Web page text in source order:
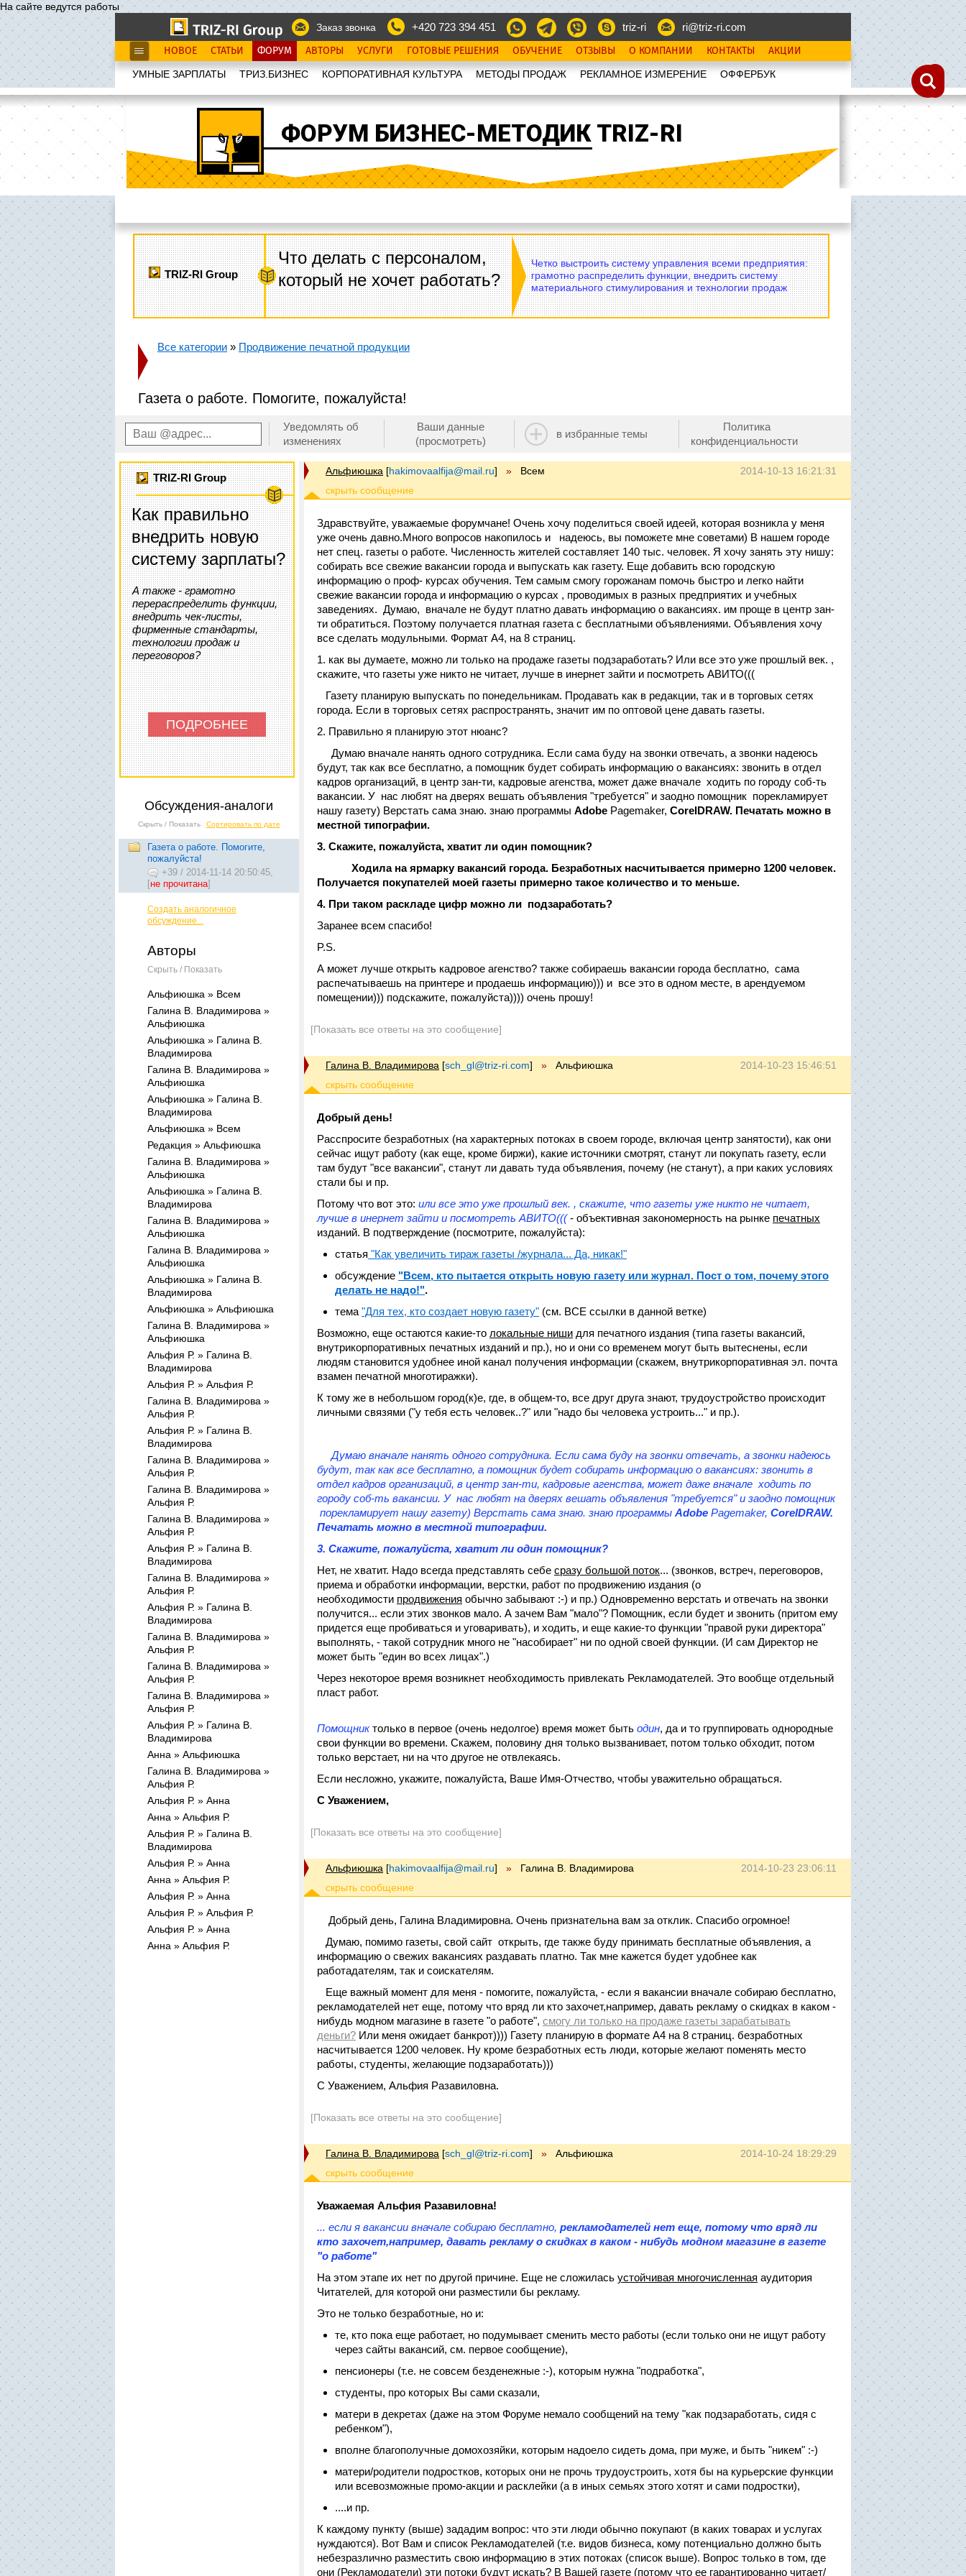
На сайте ведутся работы
Заказ звонка
+420 723 394 451 triz-ri ri@triz-ri.com
НОВОЕ СТАТЬИ ФОРУМ АВТОРЫ УСЛУГИ ГОТОВЫЕ РЕШЕНИЯ ОБУЧЕНИЕ ОТЗЫВЫ О КОМПАНИИ КОНТАКТЫ АКЦИИ
УМНЫЕ ЗАРПЛАТЫ ТРИЗ.БИЗНЕС КОРПОРАТИВНАЯ КУЛЬТУРА МЕТОДЫ ПРОДАЖ РЕКЛАМНОЕ ИЗМЕРЕНИЕ OФФЕРБУК
ФОРУМ БИЗНЕС-МЕТОДИК TRIZ-RI
TRIZ-RI Group
Что делать с персоналом,
который не хочет работать?
Четко выстроить систему управления всеми предприятия:
грамотно распределить функции, внедрить систему
материального стимулирования и технологии продаж
Все категории » Продвижение печатной продукции
Газета о работе. Помогите, пожалуйста!
Уведомлять об
изменениях
Ваши данные
(просмотреть)
в избранные темы
Политика
конфиденциальности
TRIZ-RI Group
Как правильно
внедрить новую
систему зарплаты?
А также - грамотно
перераспределить функции,
внедрить чек-листы,
фирменные стандарты,
технологии продаж и
переговоров?
ПОДРОБНЕЕ
Обсуждения-аналоги
Скрыть / Показать Сортировать по дате
Газета о работе. Помогите,
пожалуйста!
+39 / 2014-11-14 20:50:45,
[не прочитана]
Создать аналогичное
обсуждение...
Авторы
Скрыть / Показать
Альфиюшка » Всем
Галина В. Владимирова »
Альфиюшка
Альфиюшка » Галина В.
Владимирова
Галина В. Владимирова »
Альфиюшка
Альфиюшка » Галина В.
Владимирова
Альфиюшка » Всем
Редакция » Альфиюшка
Галина В. Владимирова »
Альфиюшка
Альфиюшка » Галина В.
Владимирова
Галина В. Владимирова »
Альфиюшка
Галина В. Владимирова »
Альфиюшка
Альфиюшка » Галина В.
Владимирова
Альфиюшка » Альфиюшка
Галина В. Владимирова »
Альфиюшка
Альфия Р. » Галина В.
Владимирова
Альфия Р. » Альфия Р.
Галина В. Владимирова »
Альфия Р.
Альфия Р. » Галина В.
Владимирова
Галина В. Владимирова »
Альфия Р.
Галина В. Владимирова »
Альфия Р.
Галина В. Владимирова »
Альфия Р.
Альфия Р. » Галина В.
Владимирова
Галина В. Владимирова »
Альфия Р.
Альфия Р. » Галина В.
Владимирова
Галина В. Владимирова »
Альфия Р.
Галина В. Владимирова »
Альфия Р.
Галина В. Владимирова »
Альфия Р.
Альфия Р. » Галина В.
Владимирова
Анна » Альфиюшка
Галина В. Владимирова »
Альфия Р.
Альфия Р. » Анна
Анна » Альфия Р.
Альфия Р. » Галина В.
Владимирова
Альфия Р. » Анна
Анна » Альфия Р.
Альфия Р. » Анна
Альфия Р. » Альфия Р.
Альфия Р. » Анна
Анна » Альфия Р.
2014-10-13 16:21:31
Альфиюшка [hakimovaalfija@mail.ru] » Всем
Здравствуйте, уважаемые форумчане! Очень хочу поделиться своей идеей, которая возникла у меня
уже очень давно.Много вопросов накопилось и надеюсь, вы поможете мне советами) В нашем городе
нет спец. газеты о работе. Численность жителей составляет 140 тыс. человек. Я хочу занять эту нишу:
собирать все свежие вакансии города и выпускать как газету. Еще добавить всю городскую
информацию о проф- курсах обучения. Тем самым смогу горожанам помочь быстро и легко найти
свежие вакансии города и информацию о курсах , проводимых в разных предприятих и учебных
заведениях. Думаю, вначале не будут платно давать информацию о вакансиях. им проще в центр зан-
ти обратиться. Поэтому получается платная газета с бесплатными объявлениями. Объявления хочу
все сделать модульными. Формат А4, на 8 страниц.
1. как вы думаете, можно ли только на продаже газеты подзаработать? Или все это уже прошлый век. ,
скажите, что газеты уже никто не читает, лучше в инернет зайти и посмотреть АВИТО(((
Газету планирую выпускать по понедельникам. Продавать как в редакции, так и в торговых сетях
города. Если в торговых сетях распространять, значит им по оптовой цене давать газеты.
2. Правильно я планирую этот нюанс?
Думаю вначале нанять одного сотрудника. Если сама буду на звонки отвечать, а звонки надеюсь
будут, так как все бесплатно, а помощник будет собирать информацию о вакансиях: звонить в отдел
кадров организаций, в центр зан-ти, кадровые агенства, может даже вначале ходить по городу соб-ть
вакансии. У нас любят на дверях вешать объявления "требуется" и заодно помощник порекламирует
нашу газету) Верстать сама знаю. знаю программы Adobe Pagemaker, CorelDRAW. Печатать можно в
местной типографии.
3. Скажите, пожалуйста, хватит ли один помощник?
Ходила на ярмарку вакансий города. Безработных насчитывается примерно 1200 человек.
Получается покупателей моей газеты примерно такое количество и то меньше.
4. При таком раскладе цифр можно ли подзаработать?
Заранее всем спасибо!
P.S.
А может лучше открыть кадровое агенство? также собираешь вакансии города бесплатно, сама
распечатываешь на принтере и продаешь информацию))) и все это в одном месте, в арендуемом
помещении))) подскажите, пожалуйста)))) очень прошу!
[Показать все ответы на это сообщение]
2014-10-23 15:46:51
Галина В. Владимирова [sch_gl@triz-ri.com] » Альфиюшка
Добрый день!
Расспросите безработных (на характерных потоках в своем городе, включая центр занятости), как они
сейчас ищут работу (как еще, кроме биржи), какие источники смотрят, станут ли покупать газету, если
там будут "все вакансии", станут ли давать туда объявления, почему (не станут), а при каких условиях
стали бы и пр.
Потому что вот это: или все это уже прошлый век. , скажите, что газеты уже никто не читает,
лучше в инернет зайти и посмотреть АВИТО(((- объективная закономерность на рынке печатных
изданий. В подтверждение (посмотрите, пожалуйста):
статья "Как увеличить тираж газеты /журнала... Да, никак!"
обсуждение "Всем, кто пытается открыть новую газету или журнал. Пост о том, почему этого
делать не надо!".
тема "Для тех, кто создает новую газету" (см. ВСЕ ссылки в данной ветке)
Возможно, еще остаются какие-то локальные ниши для печатного издания (типа газеты вакансий,
внутрикорпоративных печатных изданий и пр.), но и они со временем могут быть вытеснены, если
людям становится удобнее иной канал получения информации (скажем, внутрикорпоративная эл. почта
взамен печатной многотиражки).
К тому же в небольшом город(к)е, где, в общем-то, все друг друга знают, трудоустройство происходит
личными связями ("у тебя есть человек..?" или "надо бы человека устроить..." и пр.).
Думаю вначале нанять одного сотрудника. Если сама буду на звонки отвечать, а звонки надеюсь
будут, так как все бесплатно, а помощник будет собирать информацию о вакансиях: звонить в
отдел кадров организаций, в центр зан-ти, кадровые агенства, может даже вначале ходить по
городу соб-ть вакансии. У нас любят на дверях вешать объявления "требуется" и заодно помощник
порекламирует нашу газету) Верстать сама знаю. знаю программы Adobe Pagemaker, CorelDRAW.
Печатать можно в местной типографии.
3. Скажите, пожалуйста, хватит ли один помощник?
Нет, не хватит. Надо всегда представлять себе сразу большой поток... (звонков, встреч, переговоров,
приема и обработки информации, верстки, работ по продвижению издания (о
необходимости продвижения обычно забывают :-) и пр.) Одновременно верстать и отвечать на звонки
получится... если этих звонков мало. А зачем Вам "мало"? Помощник, если будет и звонить (притом ему
придется еще пробиваться и уговаривать), и ходить, и еще какие-то функции "правой руки директора"
выполнять, - такой сотрудник много не "насобирает" ни по одной своей функции. (И сам Директор не
может быть "един во всех лицах".)
Через некоторое время возникнет необходимость привлекать Рекламодателей. Это вообще отдельный
пласт работ.
Помощниктолько в первое (очень недолгое) время может быть один, да и то группировать однородные
свои функции во времени. Скажем, половину дня только вызванивает, потом только обходит, потом
только верстает, ни на что другое не отвлекаясь.
Если несложно, укажите, пожалуйста, Ваше Имя-Отчество, чтобы уважительно обращаться.
С Уважением,
[Показать все ответы на это сообщение]
2014-10-23 23:06:11
Альфиюшка [hakimovaalfija@mail.ru] » Галина В. Владимирова
Добрый день, Галина Владимировна. Очень признательна вам за отклик. Спасибо огромное!
Думаю, помимо газеты, свой сайт открыть, где также буду принимать бесплатные объявления, а
информацию о свежих вакансиях раздавать платно. Так мне кажется будет удобнее как
работадателям, так и соискателям.
Еще важный момент для меня - помогите, пожалуйста, - если я вакансии вначале собираю бесплатно,
рекламодателей нет еще, потому что вряд ли кто захочет,например, давать рекламу о скидках в каком -
нибудь модном магазине в газете "о работе", смогу ли только на продаже газеты зарабатывать
деньги? Или меня ожидает банкрот)))) Газету планирую в формате А4 на 8 страниц. безработных
насчитывается 1200 человек. Ну кроме безработных есть люди, которые желают поменять место
работы, студенты, желающие подзаработать)))
С Уважением, Альфия Разавиловна.
[Показать все ответы на это сообщение]
2014-10-24 18:29:29
Галина В. Владимирова [sch_gl@triz-ri.com] » Альфиюшка
Уважаемая Альфия Разавиловна!
... если я вакансии вначале собираю бесплатно, рекламодателей нет еще, потому что вряд ли
кто захочет,например, давать рекламу о скидках в каком - нибудь модном магазине в газете
"о работе"
На этом этапе их нет по другой причине. Еще не сложилась устойчивая многочисленная аудитория
Читателей, для которой они разместили бы рекламу.
Это не только безработные, но и:
те, кто пока еще работает, но подумывает сменить место работы (если только они не ищут работу
через сайты вакансий, см. первое сообщение),
пенсионеры (т.е. не совсем безденежные :-), которым нужна "подработка",
студенты, про которых Вы сами сказали,
матери в декретах (даже на этом Форуме немало сообщений на тему "как подзаработать, сидя с
ребенком"),
вполне благополучные домохозяйки, которым надоело сидеть дома, при муже, и быть "никем" :-)
матери/родители подростков, которых они не прочь трудоустроить, хотя бы на курьерские функции
или всевозможные промо-акции и расклейки (а в иных семьях этого хотят и сами подростки),
....и пр.
К каждому пункту (выше) зададим вопрос: что эти люди обычно покупают (в каких товарах и услугах
нуждаются). Вот Вам и список Рекламодателей (т.е. видов бизнеса, кому потенциально должно быть
небезразлично разместить свою информацию в этих потоках (список выше). Вопрос только в том, где
они (Рекламодатели) эти потоки будут искать? В Вашей газете (потому что ее гарантированно читает/